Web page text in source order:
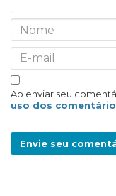
Ao enviar seu
uso dos
Envie seu